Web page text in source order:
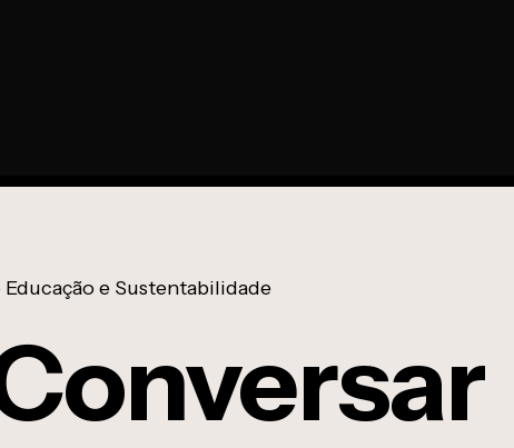
e Sustentabilidade